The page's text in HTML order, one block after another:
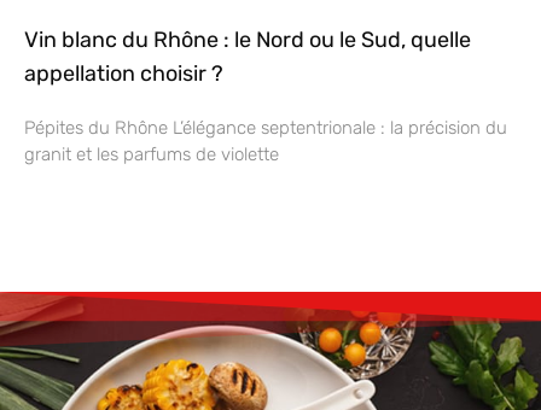
Vin blanc du Rhône : le Nord ou le Sud, quelle
appellation choisir ?
Pépites du Rhône L’élégance septentrionale : la précision du
granit et les parfums de violette